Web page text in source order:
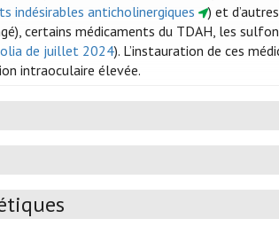
indésirables anticholinergiques
) et
certains médicaments du TDAH, les
de juillet 2024). L’instauration de ces
intraoculaire élevée.